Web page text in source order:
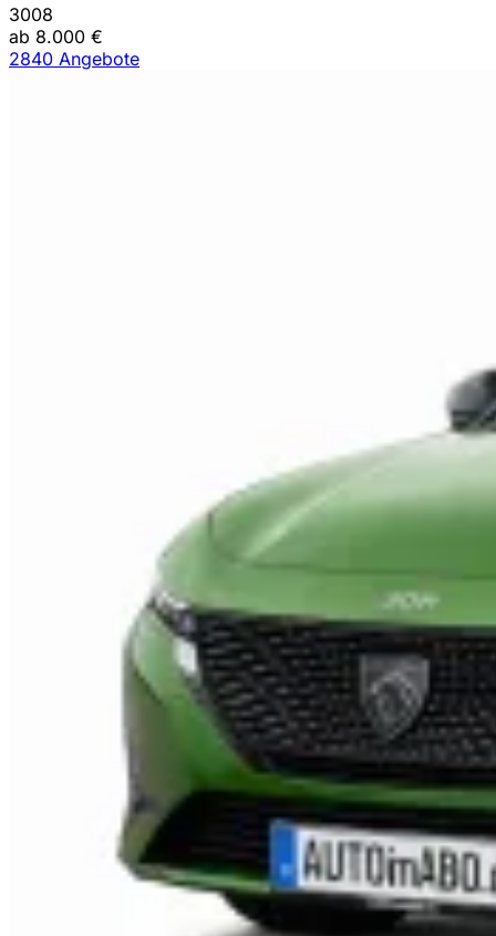
3008
ab 8.000 €
2840 Angebote